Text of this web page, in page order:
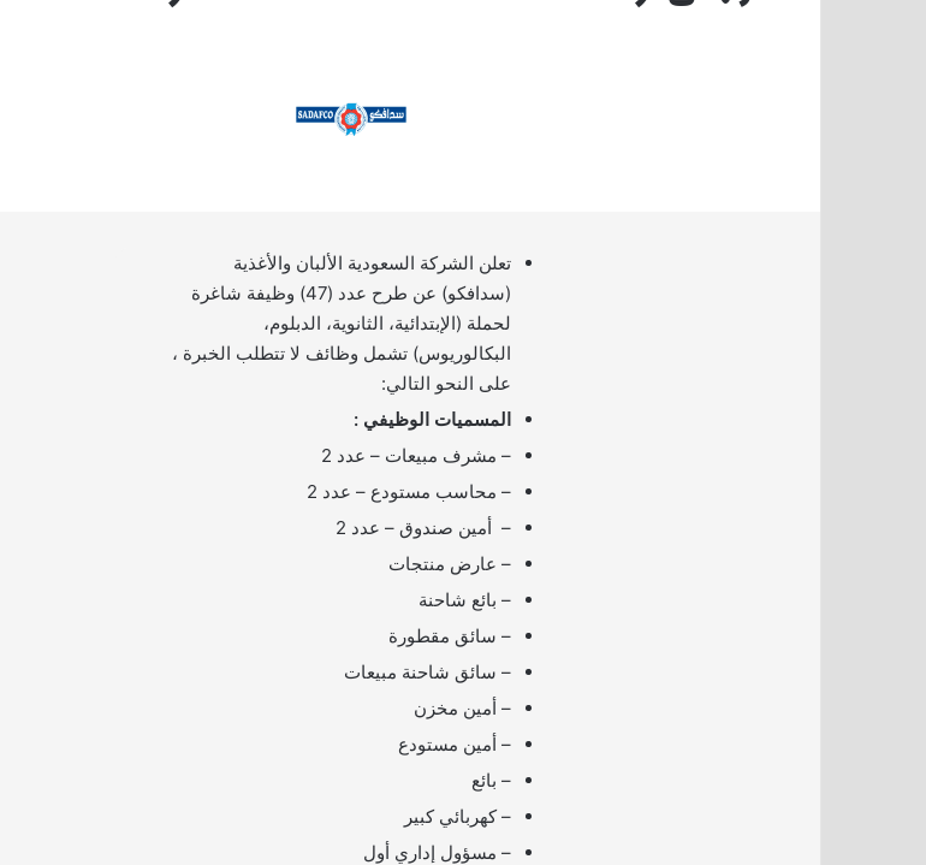
تعلن الشركة السعودية الألبان والأغذية
(سدافكو) عن طرح عدد (47) وظيفة شاغرة
لحملة (الإبتدائية، الثانوية، الدبلوم،
البكالوريوس) تشمل وظائف لا تتطلب الخبرة ،
على النحو التالي:
المسميات الوظيفي :
– مشرف مبيعات – عدد 2
– محاسب مستودع – عدد 2
– أمين صندوق – عدد 2
– عارض منتجات
– بائع شاحنة
– سائق مقطورة
– سائق شاحنة مبيعات
– أمين مخزن
– أمين مستودع
– بائع
– كهربائي كبير
– مسؤول إداري أول